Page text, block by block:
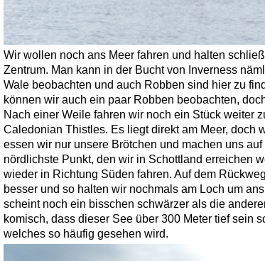
Wir wollen noch ans Meer fahren und halten
Zentrum. Man kann in der Bucht von Inverness
Wale beobachten und auch Robben sind hier zu
können wir auch ein paar Robben beobachten,
Nach einer Weile fahren wir noch ein Stück weiter
Caledonian Thistles. Es liegt direkt am Meer, doch
essen wir nur unsere Brötchen und machen uns
nördlichste Punkt, den wir in Schottland erreichen
wieder in Richtung Süden fahren. Auf dem
besser und so halten wir nochmals am Loch um
scheint noch ein bisschen schwärzer als die
komisch, dass dieser See über 300 Meter tief sein
welches so häufig gesehen wird.